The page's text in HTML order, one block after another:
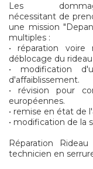
Les
nécessitant de
une mission
multiples :
• réparation voire
déblocage du rideau
• modification
d'affaiblissement.
• révision pour
européennes.
• remise en état de
• modification de la
Réparation
technicien en